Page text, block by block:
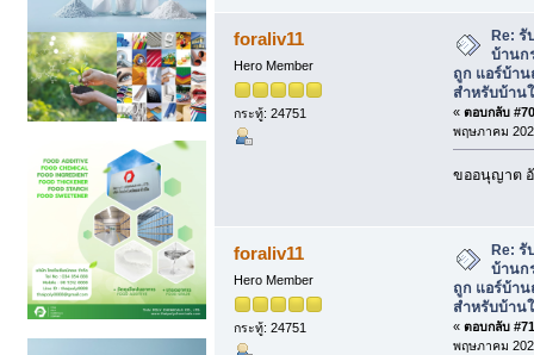
foraliv11
Hero Member
กระทู้: 24751
Re: รั
บ้านก
ถูก แอร์บ้า
สำหรับบ้าน
« ตอบกลับ
พฤษภาคม
ขออนุญาต
foraliv11
Hero Member
กระทู้: 24751
Re: รั
บ้านก
ถูก แอร์บ้า
สำหรับบ้าน
« ตอบกลับ
พฤษภาคม